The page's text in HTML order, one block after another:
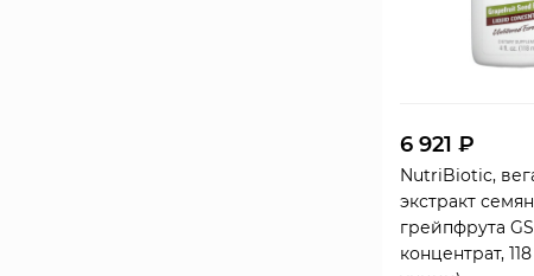
6 921 ₽
NutriBiotic,
экстракт семян
грейпфрута
концентрат,